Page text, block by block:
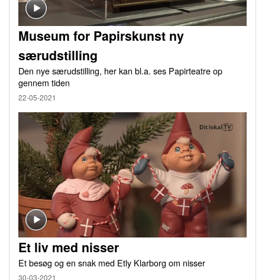
Museum for Papirskunst ny
særudstilling
Den nye særudstilling, her kan bl.a. ses Papirteatre op
gennem tiden
22-05-2021
Et liv med nisser
Et besøg og en snak med Etly Klarborg om nisser
30-03-2021